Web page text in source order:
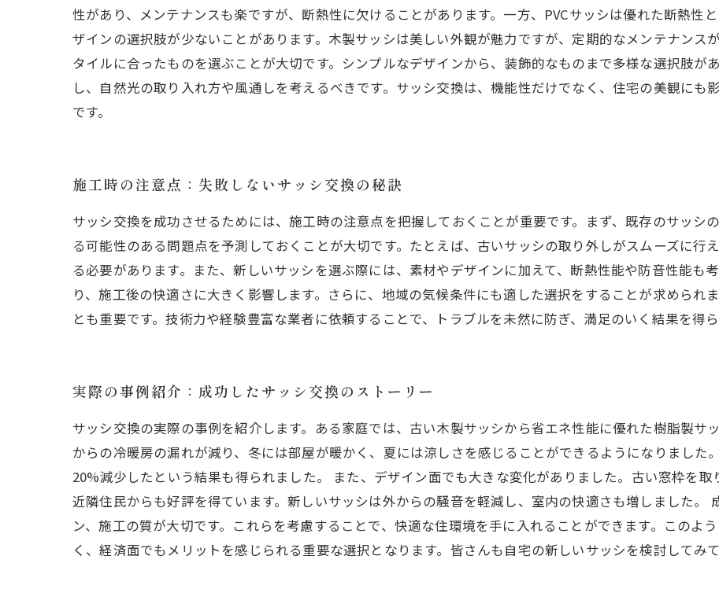
性があり、メンテナンスも楽ですが、断熱性に欠けることがあります。一方、PVCサッシは優れた断熱性
ザインの選択肢が少ないことがあります。木製サッシは美しい外観が魅力ですが、定期的なメンテナンス
タイルに合ったものを選ぶことが大切です。シンプルなデザインから、装飾的なものまで多様な選択肢が
し、自然光の取り入れ方や風通しを考えるべきです。サッシ交換は、機能性だけでなく、住宅の美観にも
です。
施工時の注意点：失敗しないサッシ交換の秘訣
サッシ交換を成功させるためには、施工時の注意点を把握しておくことが重要です。まず、既存のサッシ
る可能性のある問題点を予測しておくことが大切です。たとえば、古いサッシの取り外しがスムーズに行
る必要があります。また、新しいサッシを選ぶ際には、素材やデザインに加えて、断熱性能や防音性能も
り、施工後の快適さに大きく影響します。さらに、地域の気候条件にも適した選択をすることが求められ
とも重要です。技術力や経験豊富な業者に依頼することで、トラブルを未然に防ぎ、満足のいく結果を得ら
実際の事例紹介：成功したサッシ交換のストーリー
サッシ交換の実際の事例を紹介します。ある家庭では、古い木製サッシから省エネ性能に優れた樹脂製サ
からの冷暖房の漏れが減り、冬には部屋が暖かく、夏には涼しさを感じることができるようになりました
20%減少したという結果も得られました。 また、デザイン面でも大きな変化がありました。古い窓枠を取
近隣住民からも好評を得ています。新しいサッシは外からの騒音を軽減し、室内の快適さも増しました。
ン、施工の質が大切です。これらを考慮することで、快適な住環境を手に入れることができます。このよ
く、経済面でもメリットを感じられる重要な選択となります。皆さんも自宅の新しいサッシを検討してみ